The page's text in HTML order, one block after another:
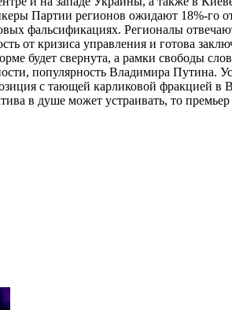
Партии регионов ожидают 18%-го
фальсификациях. Регионалы
от кризиса управления и готова
будет свернута, а рамки свободы
популярность Владимира
с тающей карликовой фракцией в
в душе может устраивать, то премьер